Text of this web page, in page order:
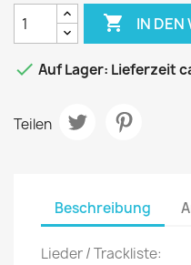
 IN DEN
 Auf Lager: Lieferzeit
Teilen
Beschreibung
Lieder / Trackliste: